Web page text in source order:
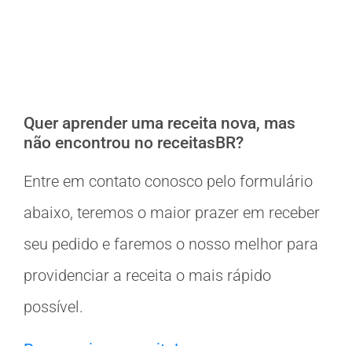
Quer aprender uma receita nova, mas
não encontrou no receitasBR?
Entre em contato conosco pelo formulário
abaixo, teremos o maior prazer em receber
seu pedido e faremos o nosso melhor para
providenciar a receita o mais rápido
possível.